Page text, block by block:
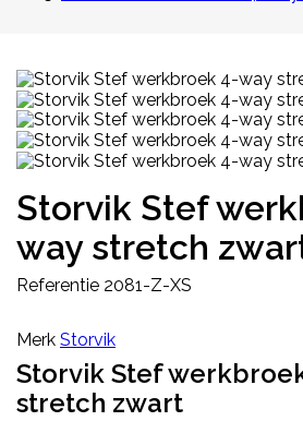
Storvik Stef
way stretch
Referentie 2081-Z-XS
Merk Storvik
Storvik Stef
stretch zwart